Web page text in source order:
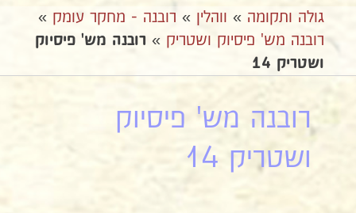
גולה ותקומה » ווהלין » רובנה - מחקר עומק »
רובנה מש' פיסיוק ושטריק » רובנה מש' פיסיוק
ושטריק 14
רובנה מש' פיסיוק
ושטריק 14